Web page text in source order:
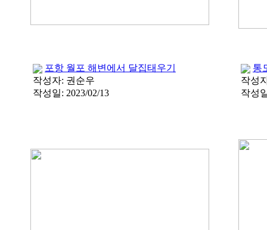
포항 월포 해변에서 달집태우기
작성자: 권순우
작성일: 2023/02/13
통
작성
작성